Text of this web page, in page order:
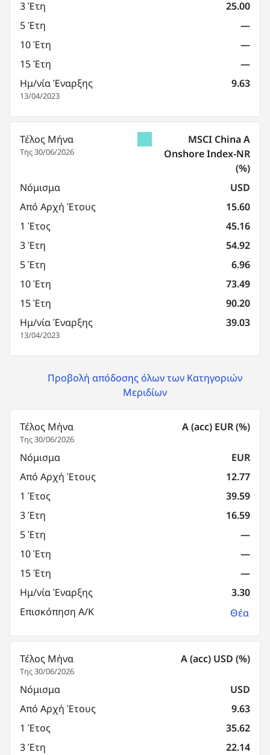
3 Έτη
25.00
5 Έτη
—
10 Έτη
—
15 Έτη
—
Ημ/νία Έναρξης
13/04/2023
9.63
Τέλος Μήνα
Της 30/06/2026
MSCI China A
Onshore Index-NR
(%)
Νόμισμα
USD
Από Αρχή Έτους
15.60
1 Έτος
45.16
3 Έτη
54.92
5 Έτη
6.96
10 Έτη
73.49
15 Έτη
90.20
Ημ/νία Έναρξης
13/04/2023
39.03
Προβολή απόδοσης όλων των Κατηγοριών
Μεριδίων
Τέλος Μήνα
Της 30/06/2026
A (acc) EUR (%)
Νόμισμα
EUR
Από Αρχή Έτους
12.77
1 Έτος
39.59
3 Έτη
16.59
5 Έτη
—
10 Έτη
—
15 Έτη
—
Ημ/νία Έναρξης
3.30
Επισκόπηση Α/Κ
Θέα
Τέλος Μήνα
Της 30/06/2026
A (acc) USD (%)
Νόμισμα
USD
Από Αρχή Έτους
9.63
1 Έτος
35.62
3 Έτη
22.14